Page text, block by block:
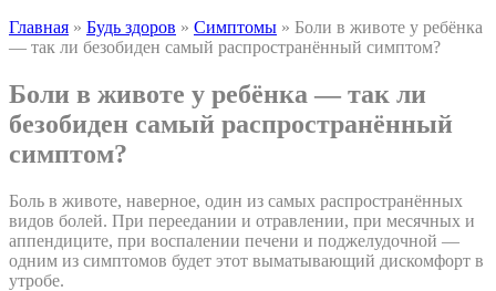
Главная » Будь здоров » Симптомы » Боли в животе у ребёнка
— так ли безобиден самый распространённый симптом?
Боли в животе у ребёнка — так ли
безобиден самый распространённый
симптом?
Боль в животе, наверное, один из самых распространённых
видов болей. При переедании и отравлении, при месячных и
аппендиците, при воспалении печени и поджелудочной —
одним из симптомов будет этот выматывающий дискомфорт в
утробе.